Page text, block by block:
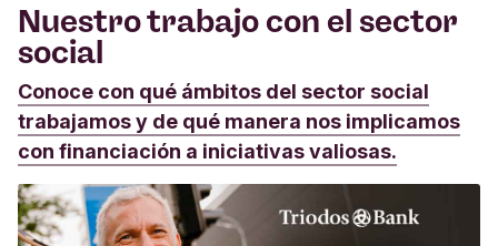
Nuestro trabajo con el sector
social
Conoce con qué ámbitos del sector social
trabajamos y de qué manera nos implicamos
con financiación a iniciativas valiosas.